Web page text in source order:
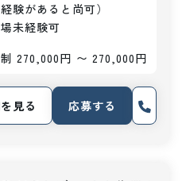
験があると尚可）
未経験可
270,000円 〜 270,000円
見る 応募する